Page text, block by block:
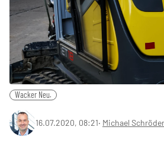
Wacker Neu.
16.07.2020, 08:21‧ Michael Schröder